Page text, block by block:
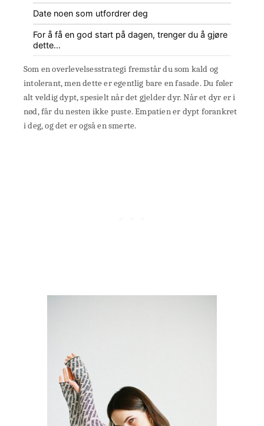
Date noen som utfordrer deg
For å få en god start på dagen, trenger du å gjøre
dette…
Som en overlevelsesstrategi fremstår du som kald og
intolerant, men dette er egentlig bare en fasade. Du føler
alt veldig dypt, spesielt når det gjelder dyr. Når et dyr er i
nød, får du nesten ikke puste. Empatien er dypt forankret
i deg, og det er også en smerte.